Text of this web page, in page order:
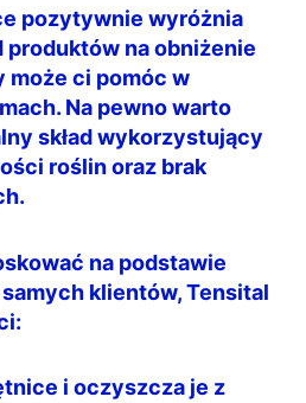
pozytywnie wyróżnia
produktów na obniżenie
ci pomóc w
Na pewno warto
skład wykorzystujący
roślin oraz brak
na podstawie
klientów, Tensital
i oczyszcza je z